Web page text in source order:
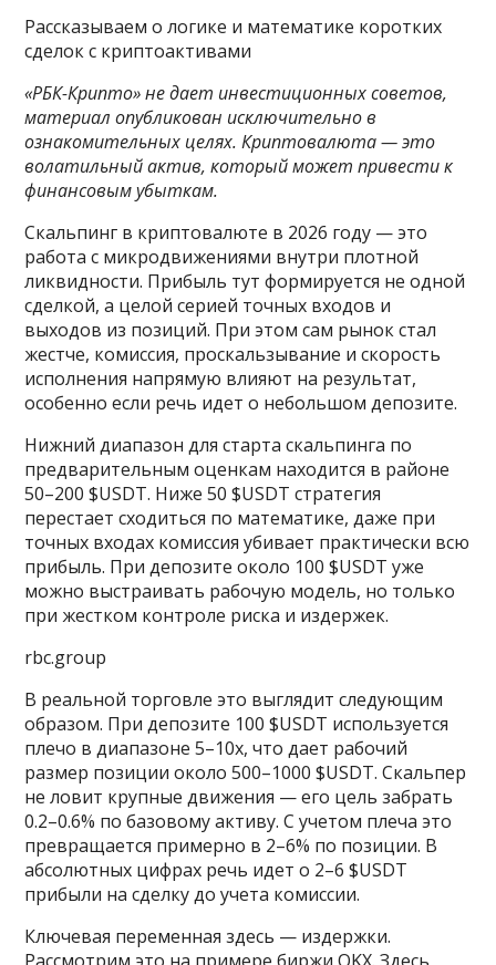
Рассказываем о логике и математике коротких
сделок с криптоактивами
«РБК-Крипто» не дает инвестиционных советов,
материал опубликован исключительно в
ознакомительных целях. Криптовалюта — это
волатильный актив, который может привести к
финансовым убыткам.
Скальпинг в криптовалюте в 2026 году — это
работа с микродвижениями внутри плотной
ликвидности. Прибыль тут формируется не одной
сделкой, а целой серией точных входов и
выходов из позиций. При этом сам рынок стал
жестче, комиссия, проскальзывание и скорость
исполнения напрямую влияют на результат,
особенно если речь идет о небольшом депозите.
Нижний диапазон для старта скальпинга по
предварительным оценкам находится в районе
50–200 $USDT. Ниже 50 $USDT стратегия
перестает сходиться по математике, даже при
точных входах комиссия убивает практически всю
прибыль. При депозите около 100 $USDT уже
можно выстраивать рабочую модель, но только
при жестком контроле риска и издержек.
rbc.group
В реальной торговле это выглядит следующим
образом. При депозите 100 $USDT используется
плечо в диапазоне 5–10х, что дает рабочий
размер позиции около 500–1000 $USDT. Скальпер
не ловит крупные движения — его цель забрать
0.2–0.6% по базовому активу. С учетом плеча это
превращается примерно в 2–6% по позиции. В
абсолютных цифрах речь идет о 2–6 $USDT
прибыли на сделку до учета комиссии.
Ключевая переменная здесь — издержки.